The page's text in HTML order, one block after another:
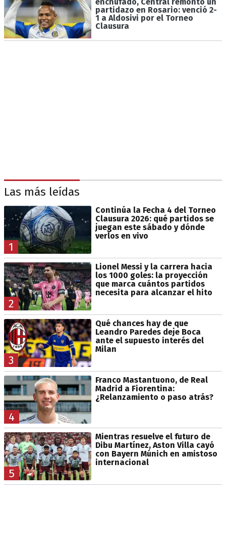
partidazo en Rosario: venció 2-
1 a Aldosivi por el Torneo
Clausura
Las más leídas
1
Continúa la Fecha 4 del Torneo
Clausura 2026: qué partidos se
juegan este sábado y dónde
verlos en vivo
2
Lionel Messi y la carrera hacia
los 1000 goles: la proyección
que marca cuántos partidos
necesita para alcanzar el hito
3
Qué chances hay de que
Leandro Paredes deje Boca
ante el supuesto interés del
Milan
4
Franco Mastantuono, de Real
Madrid a Fiorentina:
¿Relanzamiento o paso atrás?
5
Mientras resuelve el futuro de
Dibu Martínez, Aston Villa cayó
con Bayern Múnich en amistoso
internacional